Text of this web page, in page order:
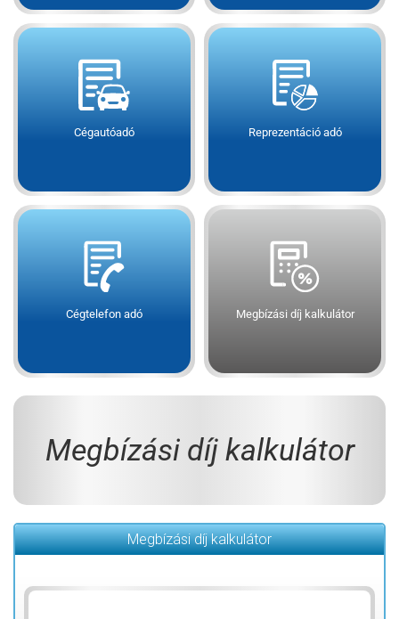
Cégautóadó Reprezentáció adó
Cégtelefon adó Megbízási díj kalkulátor
Megbízási díj kalkulátor
Megbízási díj kalkulátor